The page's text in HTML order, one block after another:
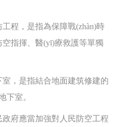
，是指為保障戰(zhàn)時
指揮、醫(yī)療救護等單獨
，是指結合地面建筑修建的
室。
府應當加強對人民防空工程